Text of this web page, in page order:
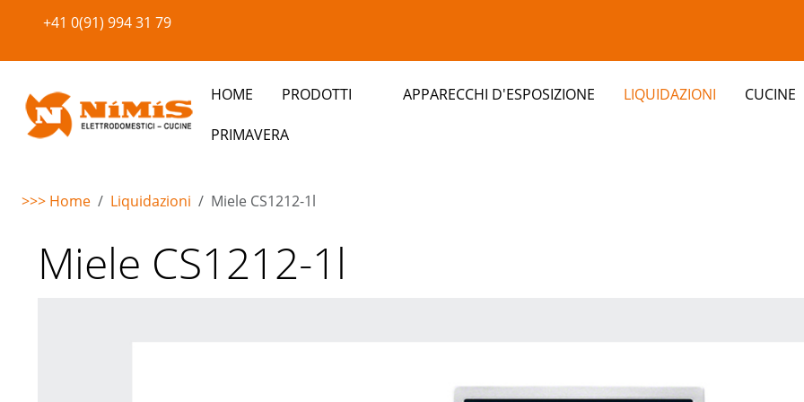
+41 0(91) 994 31 79
HOME PRODOTTI APPARECCHI D'ESPOSIZIONE LIQUIDAZIONI CUCINE
PRIMAVERA
Warning: Undefined property: stdClass::$imglink in
>>> Home Liquidazioni Miele CS1212-1l
Miele CS1212-1l